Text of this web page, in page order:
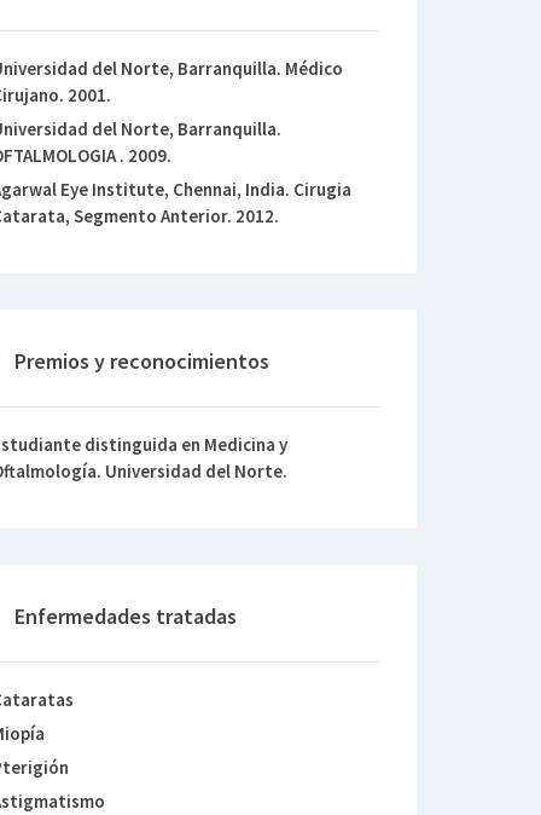
del Norte, Barranquilla. Médico
2001.
del Norte, Barranquilla.
. 2009.
Eye Institute, Chennai, India. Cirugia
Segmento Anterior. 2012.
Premios y reconocimientos
distinguida en Medicina y
Universidad del Norte.
Enfermedades tratadas